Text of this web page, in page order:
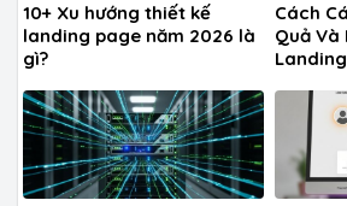
10+ Xu hướng thiết kế
landing page năm 2026 là
gì?
Cách
Quả Và